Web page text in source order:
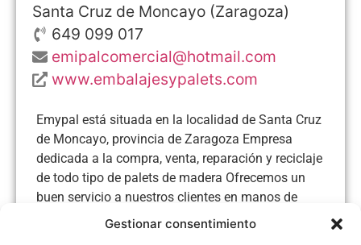
Gestionar consentimiento
Santa Cruz de Moncayo (Zaragoza)
649 099 017
emipalcomercial@hotmail.com
www.embalajesypalets.com
Emypal está situada en la localidad de Santa Cruz
de Moncayo, provincia de Zaragoza Empresa
dedicada a la compra, venta, reparación y reciclaje
de todo tipo de palets de madera Ofrecemos un
buen servicio a nuestros clientes en manos de
profesionales del sector Contamos con mas de 20